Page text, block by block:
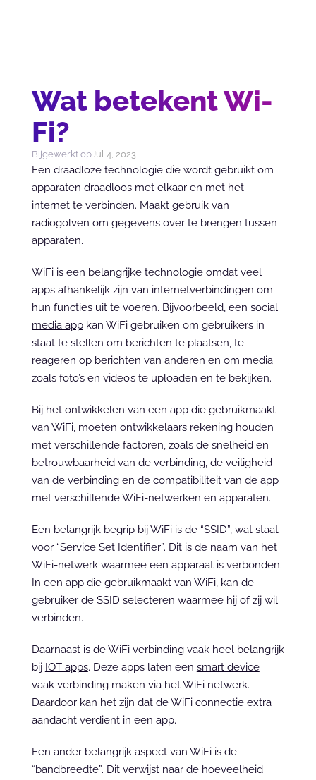
Wat betekent Wi-
Fi?
Bijgewerkt opJul 4, 2023
Een draadloze technologie die wordt gebruikt om
apparaten draadloos met elkaar en met het
internet te verbinden. Maakt gebruik van
radiogolven om gegevens over te brengen tussen
apparaten.
WiFi is een belangrijke technologie omdat veel
apps afhankelijk zijn van internetverbindingen om
hun functies uit te voeren. Bijvoorbeeld, een social
media app kan WiFi gebruiken om gebruikers in
staat te stellen om berichten te plaatsen, te
reageren op berichten van anderen en om media
zoals foto’s en video’s te uploaden en te bekijken.
Bij het ontwikkelen van een app die gebruikmaakt
van WiFi, moeten ontwikkelaars rekening houden
met verschillende factoren, zoals de snelheid en
betrouwbaarheid van de verbinding, de veiligheid
van de verbinding en de compatibiliteit van de app
met verschillende WiFi-netwerken en apparaten.
Een belangrijk begrip bij WiFi is de “SSID”, wat staat
voor “Service Set Identifier”. Dit is de naam van het
WiFi-netwerk waarmee een apparaat is verbonden.
In een app die gebruikmaakt van WiFi, kan de
gebruiker de SSID selecteren waarmee hij of zij wil
verbinden.
Daarnaast is de WiFi verbinding vaak heel belangrijk
bij IOT apps. Deze apps laten een smart device
vaak verbinding maken via het WiFi netwerk.
Daardoor kan het zijn dat de WiFi connectie extra
aandacht verdient in een app.
Een ander belangrijk aspect van WiFi is de
“bandbreedte”. Dit verwijst naar de hoeveelheid